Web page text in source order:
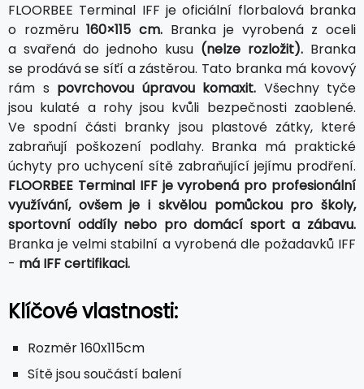
FLOORBEE Terminal IFF je oficiální florbalová branka
o rozměru160×115 cm.Branka je vyrobená z oceli
a svařená do jednoho kusu (nelze rozložit). Branka
se prodává se síťí a zástěrou. Tato branka má kovový
rám s povrchovou úpravou komaxit. Všechny tyče
jsou kulaté a rohy jsou kvůli bezpečnosti zaoblené.
Ve spodní části branky jsou plastové zátky, které
zabraňují poškození podlahy. Branka má praktické
úchyty pro uchycení sítě zabraňující jejímu prodření.
FLOORBEE Terminal IFF je vyrobená pro profesionální
využívání, ovšem je i skvělou pomůckou pro školy,
sportovní oddíly nebo pro domácí sport a zábavu.
Branka je velmi stabilní a vyrobená dle požadavků IFF
- má IFF certifikaci.
Klíčové vlastnosti:
Rozměr 160x115cm
Sítě jsou součástí balení